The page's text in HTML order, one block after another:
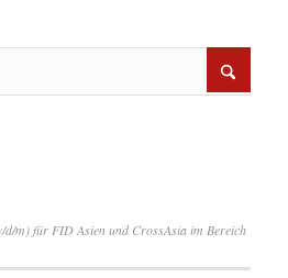
m) für FID Asien und CrossAsia im Bereich